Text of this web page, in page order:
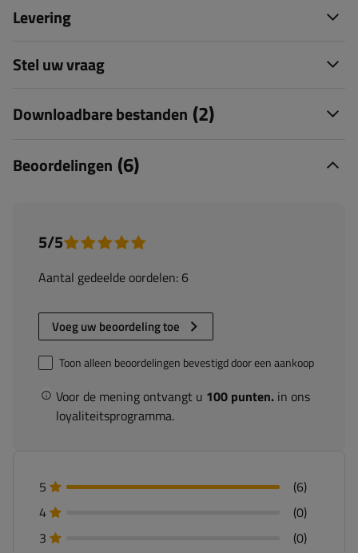
Levering
Stel uw vraag
Downloadbare bestanden (2)
Beoordelingen (6)
5/5
Aantal gedeelde oordelen: 6
Voeg uw beoordeling toe
Voor de mening ontvangt u 100 punten. in ons
loyaliteitsprogramma.
Toon alleen beoordelingen bevestigd door een aankoop
5
(6)
4
(0)
3
(0)